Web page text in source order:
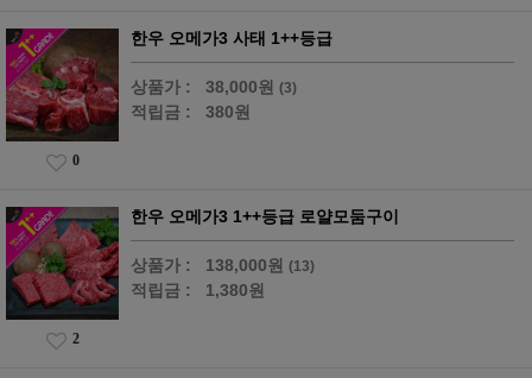
한우 오메가3 사태 1++등급
상품가 : 38,000원 (3)
적립금 : 380원
0
한우 오메가3 1++등급 로얄모둠구이
상품가 : 138,000원 (13)
적립금 : 1,380원
2